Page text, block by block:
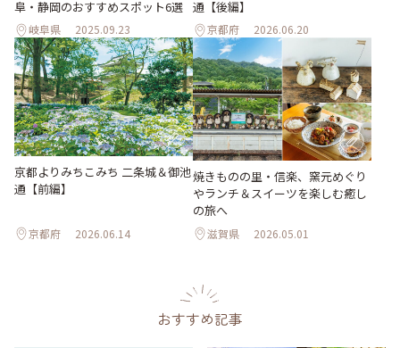
阜・静岡のおすすめスポット6選
岐阜県 2025.09.23
通【後編】
京都府 2026.06.20
京都よりみちこみち 二条城＆御池
通【前編】
京都府 2026.06.14
焼きものの里・信楽、窯元めぐり
やランチ＆スイーツを楽しむ癒し
の旅へ
滋賀県 2026.05.01
おすすめ記事